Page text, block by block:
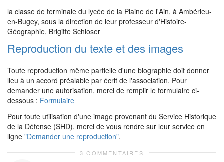
la classe de terminale du lycée de la Plaine de l'Ain, à Ambérieu-
en-Bugey, sous la direction de leur professeur d'Histoire-
Géographie, Brigitte Schioser
Reproduction du texte et des images
Toute reproduction même partielle d'une biographie doit donner
lieu à un accord préalable par écrit de l'association. Pour
demander une autorisation, merci de remplir le formulaire ci-
dessous : Formulaire
Pour toute utilisation d'une image provenant du Service Historique
de la Défense (SHD), merci de vous rendre sur leur service en
ligne "Demander une reproduction".
3 COMMENTAIRES